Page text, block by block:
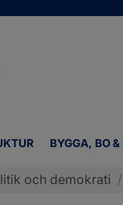
BYGGA, BO
och demokrati /